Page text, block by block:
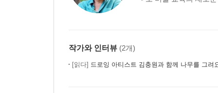
작가와 인터뷰 (2개)
[읽다] 드로잉 아티스트 김충원과 함께 나무를 그려